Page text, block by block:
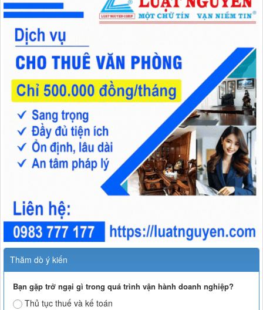
Thăm dò ý kiến
Bạn gặp trở ngại gì trong quá trình vận hành doanh nghiệp?
Thủ tục thuế và kế toán